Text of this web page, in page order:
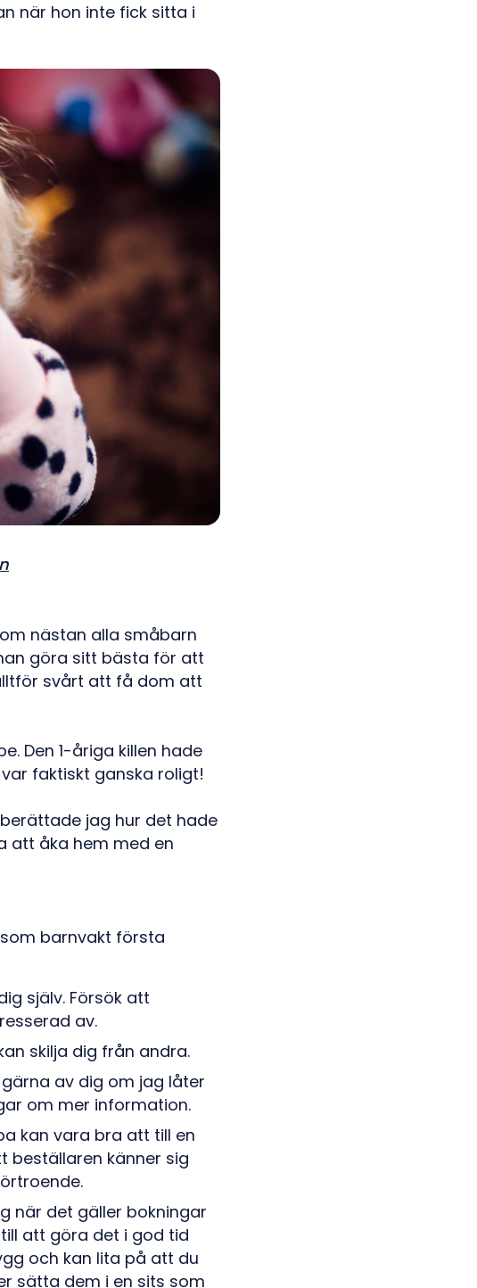
när hon inte fick sitta i
nästan alla småbarn
göra sitt bästa för att
svårt att få dom att
Den 1-åriga killen hade
faktiskt ganska roligt!
jag hur det hade
att åka hem med en
barnvakt första
själv. Försök att
av.
skilja dig från andra.
av dig om jag låter
om mer information.
kan vara bra att till en
beställaren känner sig
när det gäller bokningar
att göra det i god tid
och kan lita på att du
sätta dem i en sits som